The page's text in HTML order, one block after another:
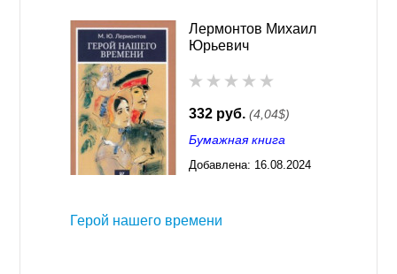
Лермонтов Михаил
Юрьевич
332 руб. (4,04$)
Бумажная книга
Добавлена: 16.08.2024
Герой нашего времени